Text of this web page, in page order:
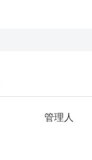
管理人